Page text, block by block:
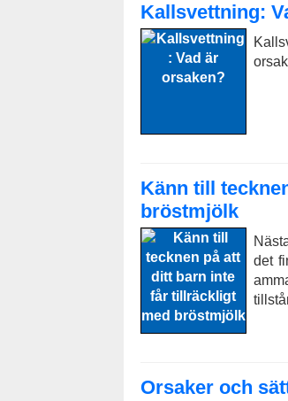
Kallsvettning:
Känn till
bröstmjölk
det
Orsaker och